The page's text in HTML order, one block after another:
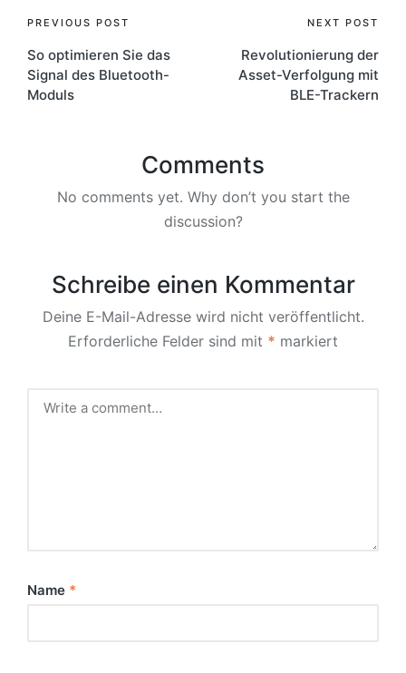
Post
navigation
PREVIOUS POST
So optimieren Sie das
Signal des Bluetooth-
Moduls
NEXT POST
Revolutionierung der
Asset-Verfolgung mit
BLE-Trackern
Comments
No comments yet. Why don’t you start the
discussion?
Schreibe einen Kommentar
Deine E-Mail-Adresse wird nicht veröffentlicht.
Erforderliche Felder sind mit * markiert
Name *